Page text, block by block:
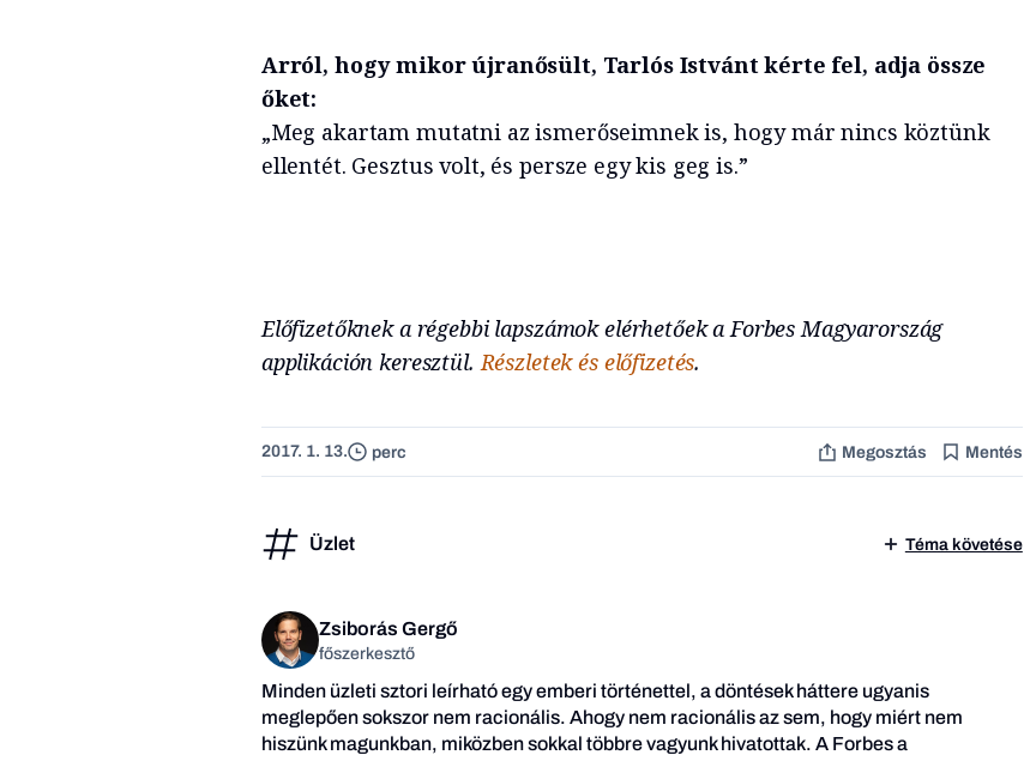
Arról, hogy mikor újranősült, Tarlós Istvánt kérte fel, adja össze
őket:
„Meg akartam mutatni az ismerőseimnek is, hogy már nincs köztünk
ellentét. Gesztus volt, és persze egy kis geg is.”
Előfizetőknek a régebbi lapszámok elérhetőek a Forbes Magyarország
applikáción keresztül.Részletek és előfizetés.
2017. 1. 13. perc Megosztás Mentés
Üzlet Téma követése
Zsiborás Gergő
főszerkesztő
Minden üzleti sztori leírható egy emberi történettel, a döntések háttere ugyanis
meglepően sokszor nem racionális. Ahogy nem racionális az sem, hogy miért nem
hiszünk magunkban, miközben sokkal többre vagyunk hivatottak. A Forbes a